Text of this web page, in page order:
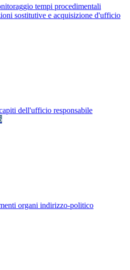
tempi procedimentali
sostitutive e acquisizione d'ufficio
dell'ufficio responsabile
organi indirizzo-politico